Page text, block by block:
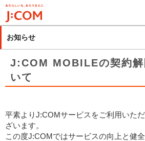
メ
イ
コ
移
動
お知らせ
J:COM MOBILEの契約解
いて
平素よりJ:COMサービスをご利用いた
ざいます。
この度J:COMではサービスの向上と健